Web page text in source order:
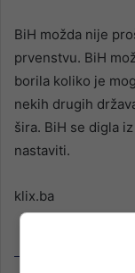
BiH možda nije
prvenstvu. BiH
borila koliko je
nekih drugih
šira. BiH se digla
nastaviti.
klix.ba